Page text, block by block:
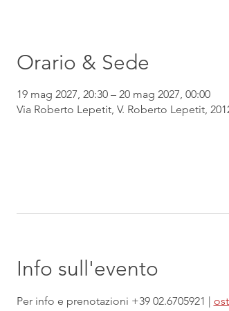
Orario & Sede
19 mag 2027, 20:30 – 20 mag 2027, 00:00
Via Roberto Lepetit, V. Roberto Lepetit,
Info sull'evento
Per info e prenotazioni +39 02.6705921 |